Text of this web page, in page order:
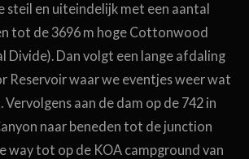
steil en uiteindelijk met een aantal
tot de 3696 m hoge Cottonwood
Divide). Dan volgt een lange afdaling
Reservoir waar we eventjes weer wat
aan de dam op de 742 in
naar beneden tot de junction
way tot op de KOA campground van